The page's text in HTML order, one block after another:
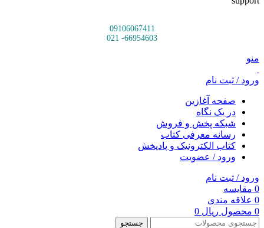
09106067411
66954603- 021
منو
ورود / ثبت نام
صفحه آغازین
در یک نگاه
شبکه پخش و فروش
رسانه معرفی کتاب
کتاب الکترونیک و پادپخش
ورود / عضویت
ورود / ثبت نام
0 مقایسه
0 علاقه مندی
0 محصول ریال
جستجو